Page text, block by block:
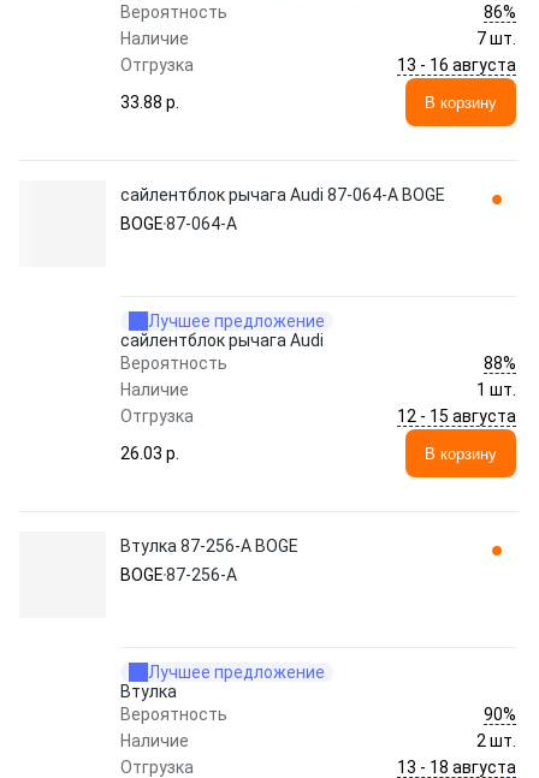
Вероятность
86%
Наличие
7 шт.
Отгрузка
13 - 16 августа
33.88 p.
В корзину
сайлентблок рычага Audi 87-064-A BOGE
BOGE87-064-A
Лучшее предложение
сайлентблок рычага Audi
Вероятность
88%
Наличие
1 шт.
Отгрузка
12 - 15 августа
26.03 p.
В корзину
Втулка 87-256-A BOGE
BOGE87-256-A
Лучшее предложение
Втулка
Вероятность
90%
Наличие
2 шт.
Отгрузка
13 - 18 августа